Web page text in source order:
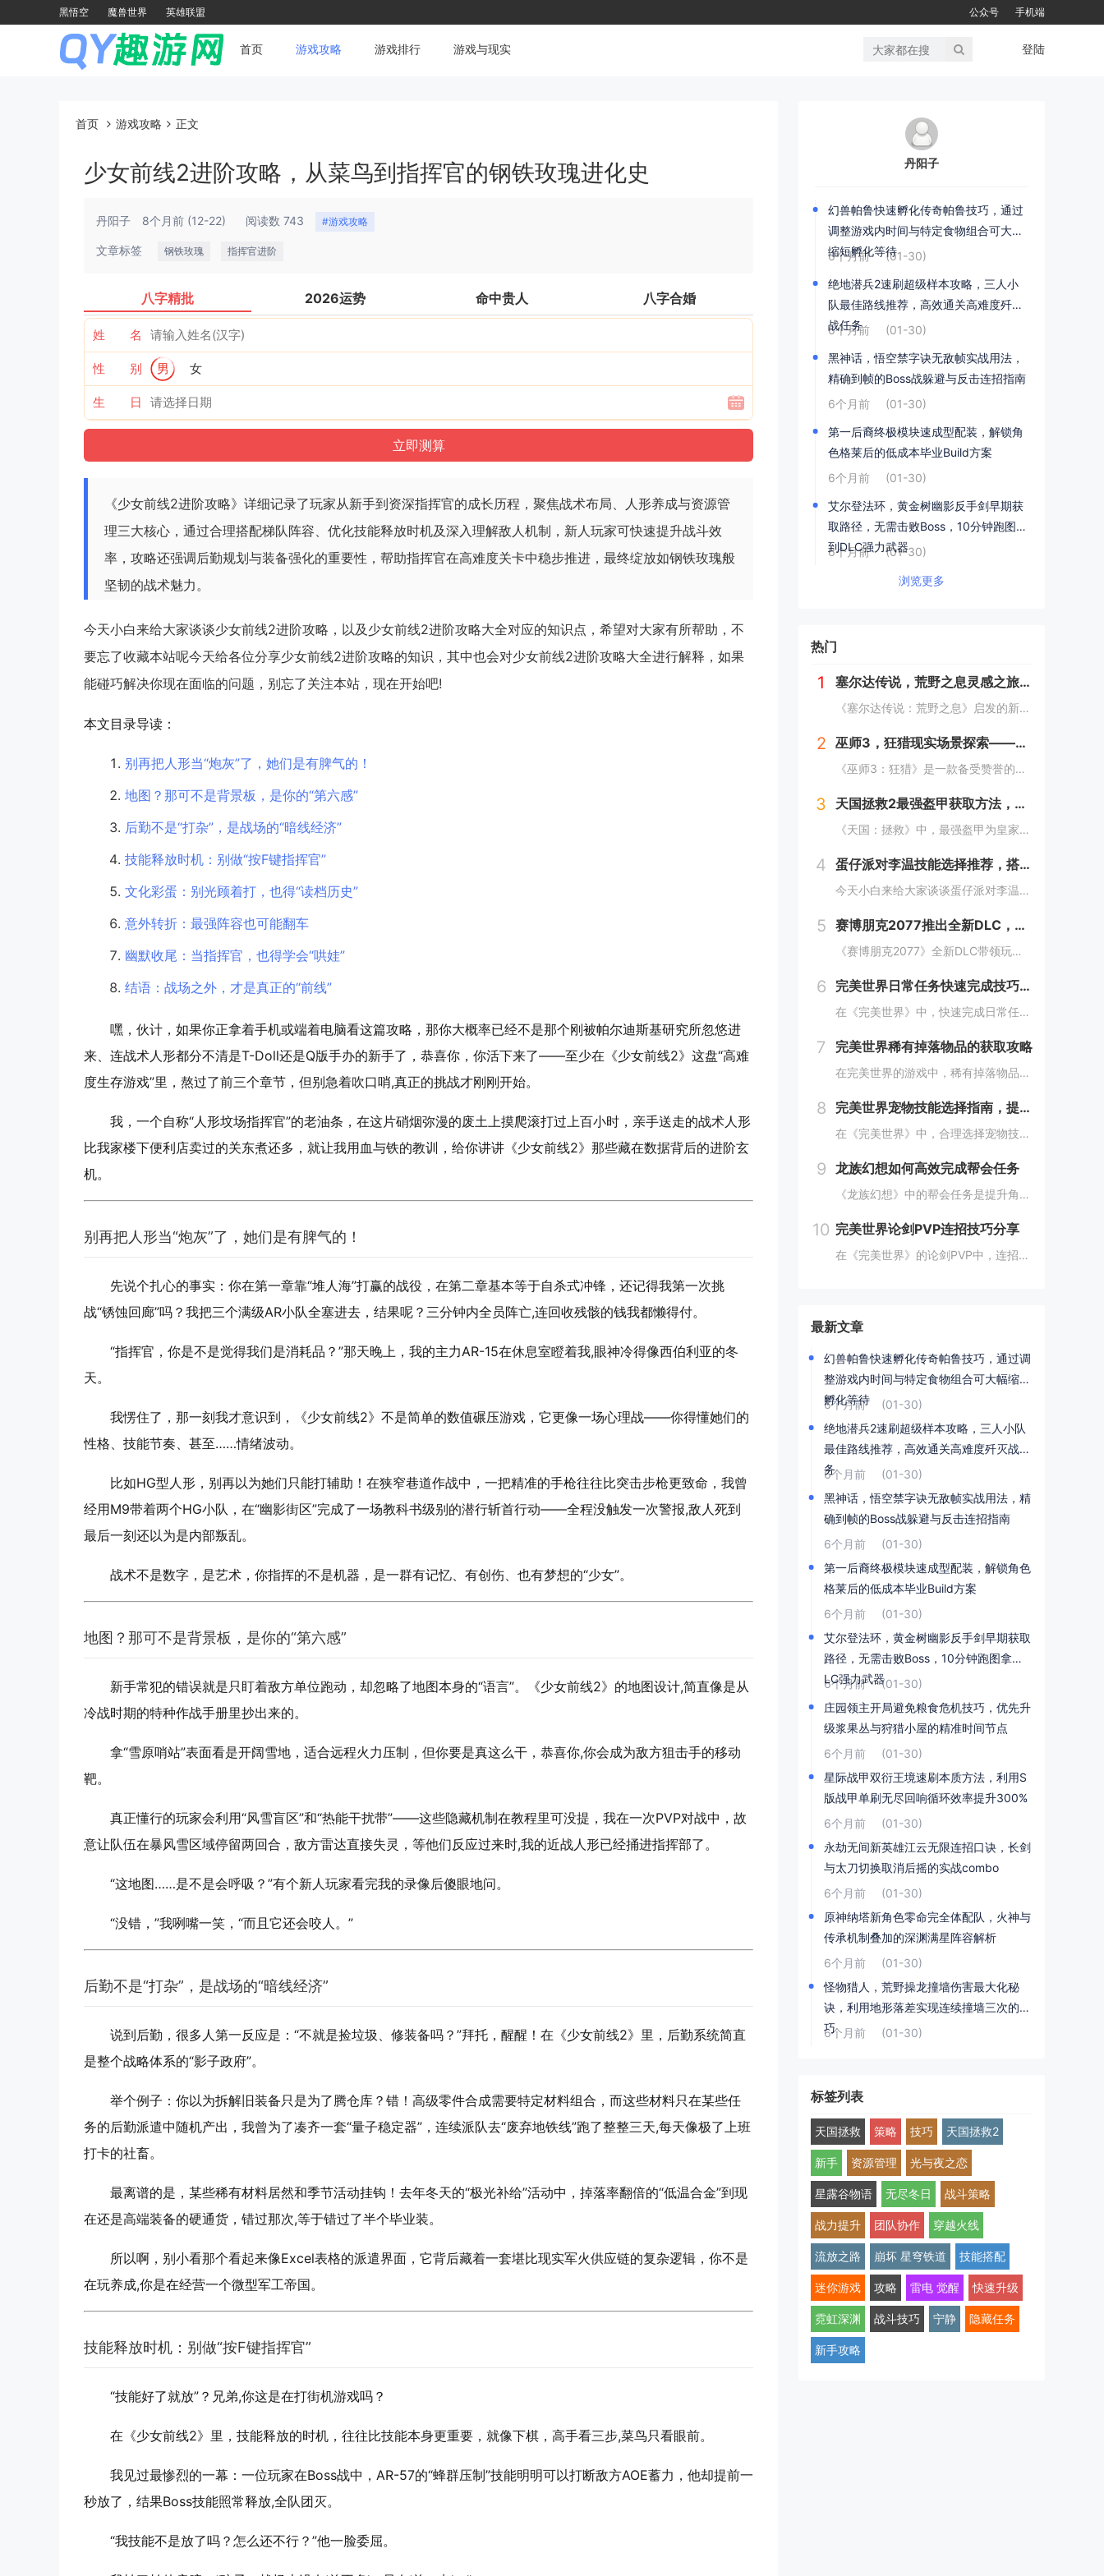
黑悟空 魔兽世界 英雄联盟 公众号 手机端
首页 游戏攻略 游戏排行 游戏与现实 登陆
首页 游戏攻略 正文
少女前线2进阶攻略，从菜鸟到指挥官的钢铁玫瑰进化史
丹阳子 8个月前 (12-22) 阅读数 743 #游戏攻略
文章标签 钢铁玫瑰 指挥官进阶
八字精批 2026运势 命中贵人 八字合婚
姓 名
性 别 男 女
生 日
《少女前线2进阶攻略》详细记录了玩家从新手到资深指挥官的成长历程，聚焦战术布局、人形养成与资源管
理三大核心，通过合理搭配梯队阵容、优化技能释放时机及深入理解敌人机制，新人玩家可快速提升战斗效
率，攻略还强调后勤规划与装备强化的重要性，帮助指挥官在高难度关卡中稳步推进，最终绽放如钢铁玫瑰般
坚韧的战术魅力。
今天小白来给大家谈谈少女前线2进阶攻略，以及少女前线2进阶攻略大全对应的知识点，希望对大家有所帮助，不
要忘了收藏本站呢今天给各位分享少女前线2进阶攻略的知识，其中也会对少女前线2进阶攻略大全进行解释，如果
能碰巧解决你现在面临的问题，别忘了关注本站，现在开始吧!
本文目录导读：
别再把人形当“炮灰”了，她们是有脾气的！
地图？那可不是背景板，是你的“第六感”
后勤不是“打杂”，是战场的“暗线经济”
技能释放时机：别做“按F键指挥官”
文化彩蛋：别光顾着打，也得“读档历史”
意外转折：最强阵容也可能翻车
幽默收尾：当指挥官，也得学会“哄娃”
结语：战场之外，才是真正的“前线”
嘿，伙计，如果你正拿着手机或端着电脑看这篇攻略，那你大概率已经不是那个刚被帕尔迪斯基研究所忽悠进
来、连战术人形都分不清是T-Doll还是Q版手办的新手了，恭喜你，你活下来了——至少在《少女前线2》这盘“高难
度生存游戏”里，熬过了前三个章节，但别急着吹口哨,真正的挑战才刚刚开始。
我，一个自称“人形坟场指挥官”的老油条，在这片硝烟弥漫的废土上摸爬滚打过上百小时，亲手送走的战术人形
比我家楼下便利店卖过的关东煮还多，就让我用血与铁的教训，给你讲讲《少女前线2》那些藏在数据背后的进阶玄
机。
别再把人形当“炮灰”了，她们是有脾气的！
先说个扎心的事实：你在第一章靠“堆人海”打赢的战役，在第二章基本等于自杀式冲锋，还记得我第一次挑
战“锈蚀回廊”吗？我把三个满级AR小队全塞进去，结果呢？三分钟内全员阵亡,连回收残骸的钱我都懒得付。
“指挥官，你是不是觉得我们是消耗品？”那天晚上，我的主力AR-15在休息室瞪着我,眼神冷得像西伯利亚的冬
天。
我愣住了，那一刻我才意识到，《少女前线2》不是简单的数值碾压游戏，它更像一场心理战——你得懂她们的
性格、技能节奏、甚至……情绪波动。
比如HG型人形，别再以为她们只能打辅助！在狭窄巷道作战中，一把精准的手枪往往比突击步枪更致命，我曾
经用M9带着两个HG小队，在“幽影街区”完成了一场教科书级别的潜行斩首行动——全程没触发一次警报,敌人死到
最后一刻还以为是内部叛乱。
战术不是数字，是艺术，你指挥的不是机器，是一群有记忆、有创伤、也有梦想的“少女”。
地图？那可不是背景板，是你的“第六感”
新手常犯的错误就是只盯着敌方单位跑动，却忽略了地图本身的“语言”。《少女前线2》的地图设计,简直像是从
冷战时期的特种作战手册里抄出来的。
拿“雪原哨站”表面看是开阔雪地，适合远程火力压制，但你要是真这么干，恭喜你,你会成为敌方狙击手的移动
靶。
真正懂行的玩家会利用“风雪盲区”和“热能干扰带”——这些隐藏机制在教程里可没提，我在一次PVP对战中，故
意让队伍在暴风雪区域停留两回合，敌方雷达直接失灵，等他们反应过来时,我的近战人形已经捅进指挥部了。
“这地图……是不是会呼吸？”有个新人玩家看完我的录像后傻眼地问。
“没错，”我咧嘴一笑，“而且它还会咬人。”
后勤不是“打杂”，是战场的“暗线经济”
说到后勤，很多人第一反应是：“不就是捡垃圾、修装备吗？”拜托，醒醒！在《少女前线2》里，后勤系统简直
是整个战略体系的“影子政府”。
举个例子：你以为拆解旧装备只是为了腾仓库？错！高级零件合成需要特定材料组合，而这些材料只在某些任
务的后勤派遣中随机产出，我曾为了凑齐一套“量子稳定器”，连续派队去“废弃地铁线”跑了整整三天,每天像极了上班
打卡的社畜。
最离谱的是，某些稀有材料居然和季节活动挂钩！去年冬天的“极光补给”活动中，掉落率翻倍的“低温合金”到现
在还是高端装备的硬通货，错过那次,等于错过了半个毕业装。
所以啊，别小看那个看起来像Excel表格的派遣界面，它背后藏着一套堪比现实军火供应链的复杂逻辑，你不是
在玩养成,你是在经营一个微型军工帝国。
技能释放时机：别做“按F键指挥官”
“技能好了就放”？兄弟,你这是在打街机游戏吗？
在《少女前线2》里，技能释放的时机，往往比技能本身更重要，就像下棋，高手看三步,菜鸟只看眼前。
我见过最惨烈的一幕：一位玩家在Boss战中，AR-57的“蜂群压制”技能明明可以打断敌方AOE蓄力，他却提前一
秒放了，结果Boss技能照常释放,全队团灭。
“我技能不是放了吗？怎么还不行？”他一脸委屈。
丹阳子
幻兽帕鲁快速孵化传奇帕鲁技巧，通过
调整游戏内时间与特定食物组合可大幅
缩短孵化等待
6个月前
(01-30)
绝地潜兵2速刷超级样本攻略，三人小
队最佳路线推荐，高效通关高难度歼灭
战任务
6个月前
(01-30)
黑神话，悟空禁字诀无敌帧实战用法，
精确到帧的Boss战躲避与反击连招指南
6个月前
(01-30)
第一后裔终极模块速成型配装，解锁角
色格莱后的低成本毕业Build方案
6个月前
(01-30)
艾尔登法环，黄金树幽影反手剑早期获
取路径，无需击败Boss，10分钟跑图拿
到DLC强力武器
6个月前 (01-30)
浏览更多
热门
1 塞尔达传说，荒野之息灵感之旅——新西兰南岛峡湾探秘与荒野生存体验
《塞尔达传说：荒野之息》启发的新西兰南岛之旅，探索了其壮丽的自然风光与荒野生存体验。在峡湾国家公园，你将亲历游戏般的奇妙景色，从镜面般的湖泊、雄伟的山脉到神秘的森林，每一处都仿佛是游戏中的场景再现。你可以参与野外生存活动，学习采集、搭建庇护...
2 巫师3，狂猎现实场景探索——波兰的梅德韦德堡与温特堡城堡的奇幻之旅
《巫师3：狂猎》是一款备受赞誉的角色扮演游戏，其现实中的灵感来源之一是波兰的梅德韦德堡和温特堡城堡。这两处地点以其独特的中世纪建筑风格和壮丽的自然风光，为游戏营造了奇幻而真实的背景。梅德韦德堡位于波兰南部，拥有悠久的历史和神秘氛围；而温特堡...
3 天国拯救2最强盔甲获取方法，全套装位置一览
《天国：拯救》中，最强盔甲为皇家骑士盔甲，获取较为复杂。首先需完成“皇家侍卫”任务线，帮助亨利成为国王的私人护卫。之后，在王宫内找到盔甲的具体位置，通常藏于密室或特定房间。完成相关任务后，玩家可获得这套顶级装备，大幅提升防御力和战斗能力。游...
4 蛋仔派对李温技能选择推荐，搭配出最佳套路
今天小白来给大家谈谈蛋仔派对李温技能选择推荐，搭配出最佳套路，以及蛋仔派对攻略对应的知识点，希望对大家有所帮助，不要忘了收藏本站呢今天给各位分享蛋仔派对李温技能选择推荐，搭配出最佳套路的知识，其中也会对蛋仔派对攻略进行解释，如果能碰巧解决你...
5 赛博朋克2077推出全新DLC，探索未来城市的秘密和新任务
《赛博朋克2077》全新DLC带领玩家深入未来城市，揭示隐藏的秘密并开启一系列新任务。在这一扩展内容中，玩家将有机会探索更多未知区域，体验丰富多彩的剧情，与全新角色互动，进一步丰富游戏世界的沉浸感与可玩性。今天小白来给大家谈谈《赛博朋克20...
6 完美世界日常任务快速完成技巧，轻松获取丰厚奖励
在《完美世界》中，快速完成日常任务不仅能节省时间，还能确保玩家获得丰厚的奖励。合理规划任务路线，优先选择高经验值和金币奖励的任务。利用双倍经验时间进行任务，可以事半功倍。组队完成任务效率更高，特别是对于需要击败强大敌人的任务。不要忘记使用游...
7 完美世界稀有掉落物品的获取攻略
在完美世界的游戏中，稀有掉落物品是玩家追求的目标之一。这些物品通常只能通过特定的活动、副本或怪物获得，且掉落率极低。为了提高获取几率，玩家可以组队参与高难度副本，多次挑战以增加机会；参加限时活动，如节日庆典和特殊任务，这些活动往往会有额外奖...
8 完美世界宠物技能选择指南，提高宠物实力的技巧
在《完美世界》中，合理选择宠物技能是提升宠物实力的关键。优先考虑增强宠物基础属性的技能，如攻击、防御和生命值。根据宠物类型和定位，选择合适的主动或被动技能，如控制、辅助或输出技能。利用宠物技能书升级技能等级，以及通过宠物合成功能优化技能组合...
9 龙族幻想如何高效完成帮会任务
《龙族幻想》中的帮会任务是提升角色实力和获得丰厚奖励的重要途径。要高效完成帮会任务，首先需要合理安排时间，选择高效率的任务组合，如组队完成副本或集体参与帮会活动。利用好帮会资源，如经验药水、加速道具等，可以显著提高任务完成速度。积极与帮会成...
10 完美世界论剑PVP连招技巧分享
在《完美世界》的论剑PVP中，连招技巧是取胜的关键。玩家需熟练掌握角色技能的释放顺序与时机，利用控制技能打断对手的攻击节奏，同时保持自身技能的连贯性。合理利用地形和位移技能，可以有效躲避敌方攻击，创造反击机会。了解并针对不同职业的特点制定策...
最新文章
幻兽帕鲁快速孵化传奇帕鲁技巧，通过调
整游戏内时间与特定食物组合可大幅缩短
孵化等待
6个月前
(01-30)
绝地潜兵2速刷超级样本攻略，三人小队
最佳路线推荐，高效通关高难度歼灭战任
务
6个月前
(01-30)
黑神话，悟空禁字诀无敌帧实战用法，精
确到帧的Boss战躲避与反击连招指南
6个月前
(01-30)
第一后裔终极模块速成型配装，解锁角色
格莱后的低成本毕业Build方案
6个月前
(01-30)
艾尔登法环，黄金树幽影反手剑早期获取
路径，无需击败Boss，10分钟跑图拿到D
LC强力武器
6个月前
(01-30)
庄园领主开局避免粮食危机技巧，优先升
级浆果丛与狩猎小屋的精准时间节点
6个月前
(01-30)
星际战甲双衍王境速刷本质方法，利用S
版战甲单刷无尽回响循环效率提升300%
6个月前
(01-30)
永劫无间新英雄江云无限连招口诀，长剑
与太刀切换取消后摇的实战combo
6个月前
(01-30)
原神纳塔新角色零命完全体配队，火神与
传承机制叠加的深渊满星阵容解析
6个月前
(01-30)
怪物猎人，荒野操龙撞墙伤害最大化秘
诀，利用地形落差实现连续撞墙三次的技
巧
6个月前 (01-30)
标签列表
天国拯救 策略 技巧 天国拯救2
新手 资源管理 光与夜之恋
星露谷物语 无尽冬日 战斗策略
战力提升 团队协作 穿越火线
流放之路 崩坏 星穹铁道 技能搭配
迷你游戏 攻略 雷电 觉醒 快速升级
霓虹深渊 战斗技巧 宁静 隐藏任务
新手攻略